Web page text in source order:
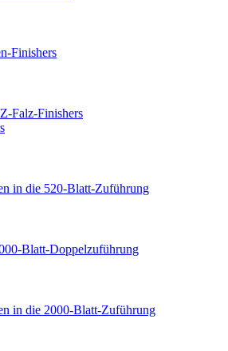
Finishers
Falz-Finishers
in die 520-Blatt-Zuführung
Doppelzuführung
in die 2000-Blatt-Zuführung